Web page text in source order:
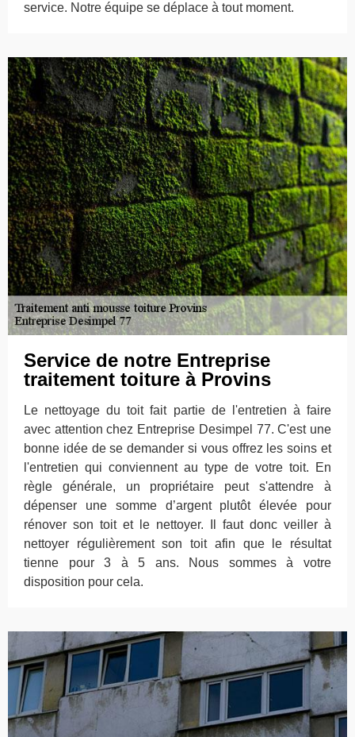
service. Notre équipe se déplace à tout moment.
Service de notre Entreprise
traitement toiture à Provins
Le nettoyage du toit fait partie de l'entretien à faire
avec attention chez Entreprise Desimpel 77. C'est une
bonne idée de se demander si vous offrez les soins et
l'entretien qui conviennent au type de votre toit. En
règle générale, un propriétaire peut s'attendre à
dépenser une somme d’argent plutôt élevée pour
rénover son toit et le nettoyer. Il faut donc veiller à
nettoyer régulièrement son toit afin que le résultat
tienne pour 3 à 5 ans. Nous sommes à votre
disposition pour cela.